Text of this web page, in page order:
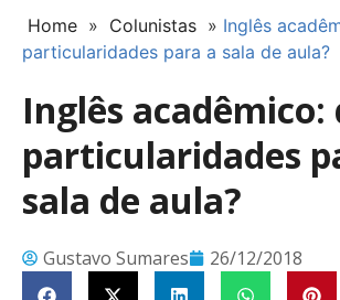
Home » Colunistas » Inglês
particularidades para a sala de aula?
Inglês acadêmico:
particularidades
sala de aula?
Gustavo Sumares 26/12/2018